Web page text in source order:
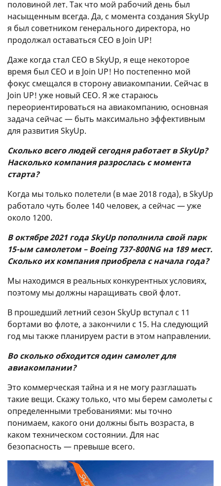
половиной лет. Так что мой рабочий день был
насыщенным всегда. Да, с момента создания SkyUp
я был советником генерального директора, но
продолжал оставаться СЕО в Join UР!
Даже когда стал СЕО в SkyUp, я еще некоторое
время был СЕО и в Join UР! Но постепенно мой
фокус смещался в сторону авиакомпании. Сейчас в
Join UP! уже новый СЕО. Я же стараюсь
переориентироваться на авиакомпанию, основная
задача сейчас — быть максимально эффективным
для развития SkyUp.
Сколько всего людей сегодня работает в SkyUp?
Насколько компания разрослась с момента
старта?
Когда мы только полетели (в мае 2018 года), в SkyUp
работало чуть более 140 человек, а сейчас — уже
около 1200.
В октябре 2021 года SkyUp пополнила свой парк
15-ым самолетом – Boeing 737-800NG на 189 мест.
Сколько их компания приобрела с начала года?
Мы находимся в реальных конкурентных условиях,
поэтому мы должны наращивать свой флот.
В прошедший летний сезон SkyUp вступал с 11
бортами во флоте, а закончили с 15. На следующий
год мы также планируем расти в этом направлении.
Во сколько обходится один самолет для
авиакомпании?
Это коммерческая тайна и я не могу разглашать
такие вещи. Скажу только, что мы берем самолеты с
определенными требованиями: мы точно
понимаем, какого они должны быть возраста, в
каком техническом состоянии. Для нас
безопасность — превыше всего.